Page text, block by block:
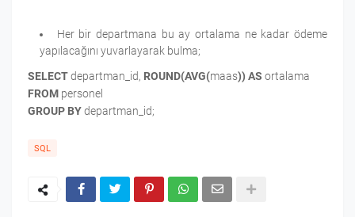
Her bir departmana bu ay ortalama ne kadar ödeme
yapılacağını yuvarlayarak bulma;
SELECTdepartman_id, ROUND(AVG(maas)) AS ortalama
FROM personel
GROUP BYdepartman_id;
SQL